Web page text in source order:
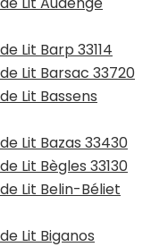
Lit Barp 33114
Lit Barsac 33720
Lit Bassens
Lit Bazas 33430
Lit Bègles 33130
Lit Belin-Béliet
Lit Biganos